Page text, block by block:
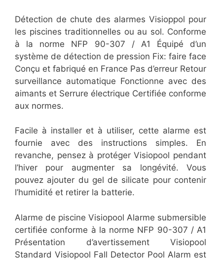
Détection de chute des alarmes Visioppol pour
les piscines traditionnelles ou au sol. Conforme
à la norme NFP 90-307 / A1 Équipé d’un
système de détection de pression Fix: faire face
Conçu et fabriqué en France Pas d’erreur Retour
surveillance automatique Fonctionne avec des
aimants et Serrure électrique Certifiée conforme
aux normes.
Facile à installer et à utiliser, cette alarme est
fournie avec des instructions simples. En
revanche, pensez à protéger Visiopool pendant
l’hiver pour augmenter sa longévité. Vous
pouvez ajouter du gel de silicate pour contenir
l’humidité et retirer la batterie.
Alarme de piscine Visiopool Alarme submersible
certifiée conforme à la norme NFP 90-307 / A1
Présentation d’avertissement Visiopool
Standard Visiopool Fall Detector Pool Alarm est